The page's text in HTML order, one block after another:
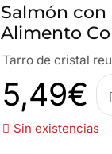
Salmón con
Alimento
Tarro de cristal
5,49€
Sin existencias